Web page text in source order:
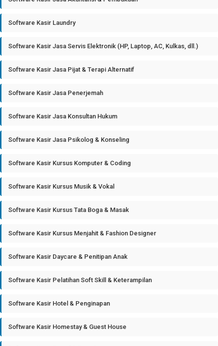
Software Kasir Laundry
Software Kasir Jasa Servis Elektronik (HP, Laptop, AC, Kulkas, dll.)
Software Kasir Jasa Pijat & Terapi Alternatif
Software Kasir Jasa Penerjemah
Software Kasir Jasa Konsultan Hukum
Software Kasir Jasa Psikolog & Konseling
Software Kasir Kursus Komputer & Coding
Software Kasir Kursus Musik & Vokal
Software Kasir Kursus Tata Boga & Masak
Software Kasir Kursus Menjahit & Fashion Designer
Software Kasir Daycare & Penitipan Anak
Software Kasir Pelatihan Soft Skill & Keterampilan
Software Kasir Hotel & Penginapan
Software Kasir Homestay & Guest House